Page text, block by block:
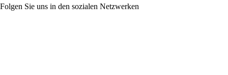
Folgen Sie uns in den sozialen Netzwerken